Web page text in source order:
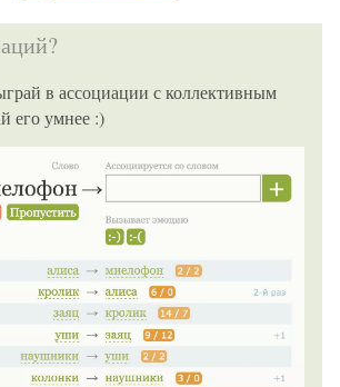
в ассоциации с коллективным
его умнее :)